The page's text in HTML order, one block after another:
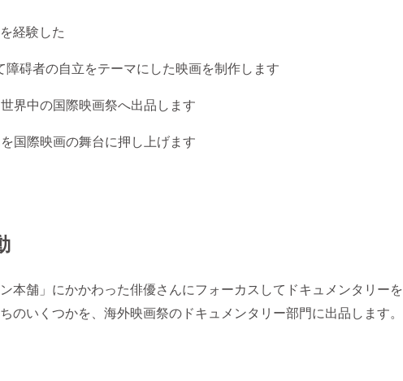
経験した
障碍者の自立をテーマにした映画を制作します
界中の国際映画祭へ出品します
国際映画の舞台に押し上げます
本舗」にかかわった俳優さんにフォーカスしてドキュメンタリーを
のいくつかを、海外映画祭のドキュメンタリー部門に出品します。